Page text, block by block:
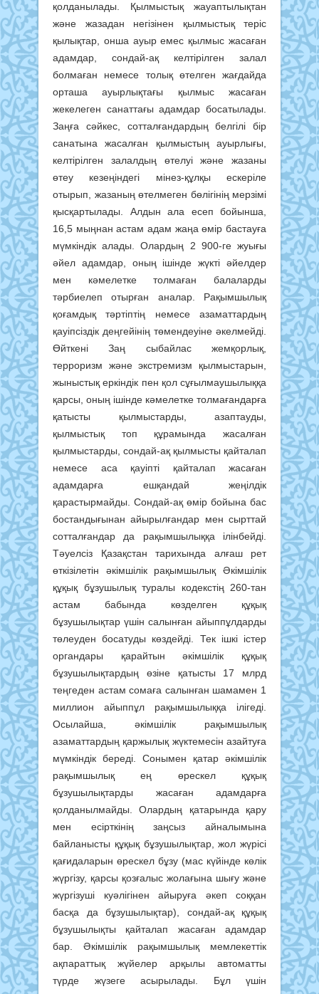
қолданылады. Қылмыстық жауаптылықтан
және жазадан негізінен қылмыстық теріс
қылықтар, онша ауыр емес қылмыс жасаған
адамдар, сондай-ақ келтірілген залал
болмаған немесе толық өтелген жағдайда
орташа ауырлықтағы қылмыс жасаған
жекелеген санаттағы адамдар босатылады.
Заңға сәйкес, сотталғандардың белгілі бір
санатына жасалған қылмыстың ауырлығы,
келтірілген залалдың өтелуі және жазаны
өтеу кезеңіндегі мінез-құлқы ескеріле
отырып, жазаның өтелмеген бөлігінің мерзімі
қысқартылады. Алдын ала есеп бойынша,
16,5 мыңнан астам адам жаңа өмір бастауға
мүмкіндік алады. Олардың 2 900-ге жуығы
әйел адамдар, оның ішінде жүкті әйелдер
мен кәмелетке толмаған балаларды
тәрбиелеп отырған аналар. Рақымшылық
қоғамдық тәртіптің немесе азаматтардың
қауіпсіздік деңгейінің төмендеуіне әкелмейді.
Өйткені Заң сыбайлас жемқорлық,
терроризм және экстремизм қылмыстарын,
жыныстық еркіндік пен қол сұғылмаушылыққа
қарсы, оның ішінде кәмелетке толмағандарға
қатысты қылмыстарды, азаптауды,
қылмыстық топ құрамында жасалған
қылмыстарды, сондай-ақ қылмысты қайталап
немесе аса қауіпті қайталап жасаған
адамдарға ешқандай жеңілдік
қарастырмайды. Сондай-ақ өмір бойына бас
бостандығынан айырылғандар мен сырттай
сотталғандар да рақымшылыққа ілінбейді.
Тәуелсіз Қазақстан тарихында алғаш рет
өткізілетін әкімшілік рақымшылық Әкімшілік
құқық бұзушылық туралы кодекстің 260-тан
астам бабында көзделген құқық
бұзушылықтар үшін салынған айыппұлдарды
төлеуден босатуды көздейді. Тек ішкі істер
органдары қарайтын әкімшілік құқық
бұзушылықтардың өзіне қатысты 17 млрд
теңгеден астам сомаға салынған шамамен 1
миллион айыппұл рақымшылыққа ілігеді.
Осылайша, әкімшілік рақымшылық
азаматтардың қаржылық жүктемесін азайтуға
мүмкіндік береді. Сонымен қатар әкімшілік
рақымшылық ең өрескел құқық
бұзушылықтарды жасаған адамдарға
қолданылмайды. Олардың қатарында қару
мен есірткінің заңсыз айналымына
байланысты құқық бұзушылықтар, жол жүрісі
қағидаларын өрескел бұзу (мас күйінде көлік
жүргізу, қарсы қозғалыс жолағына шығу және
жүргізуші куәлігінен айыруға әкеп соққан
басқа да бұзушылықтар), сондай-ақ құқық
бұзушылықты қайталап жасаған адамдар
бар. Әкімшілік рақымшылық мемлекеттік
ақпараттық жүйелер арқылы автоматты
түрде жүзеге асырылады. Бұл үшін